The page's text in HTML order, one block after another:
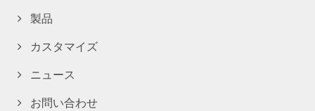
製品
カスタマイズ
ニュース
お問い合わせ